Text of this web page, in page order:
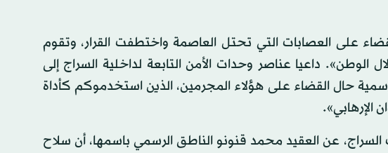
على العصابات التي تحتل العاصمة واختطفت القرار، وتقوم
الوطن». داعيا عناصر وحدات الأمن التابعة لداخلية السراج إلى
حال القضاء على هؤلاء المجرمين، الذين استخدموكم كأداة
الإرهابي».
عن العقيد محمد قنونو الناطق الرسمي باسمها، أن سلاح